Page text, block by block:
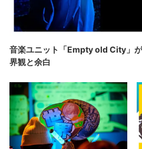
音楽ユニット「Empty old City」
界観と余白